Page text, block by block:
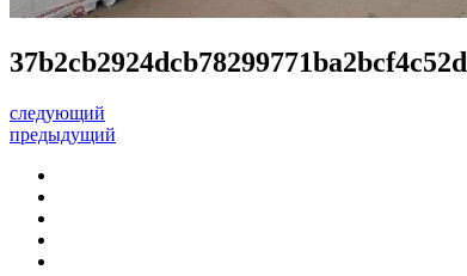
37b2cb2924dcb78299771ba2bcf4c52d
следующий
предыдущий